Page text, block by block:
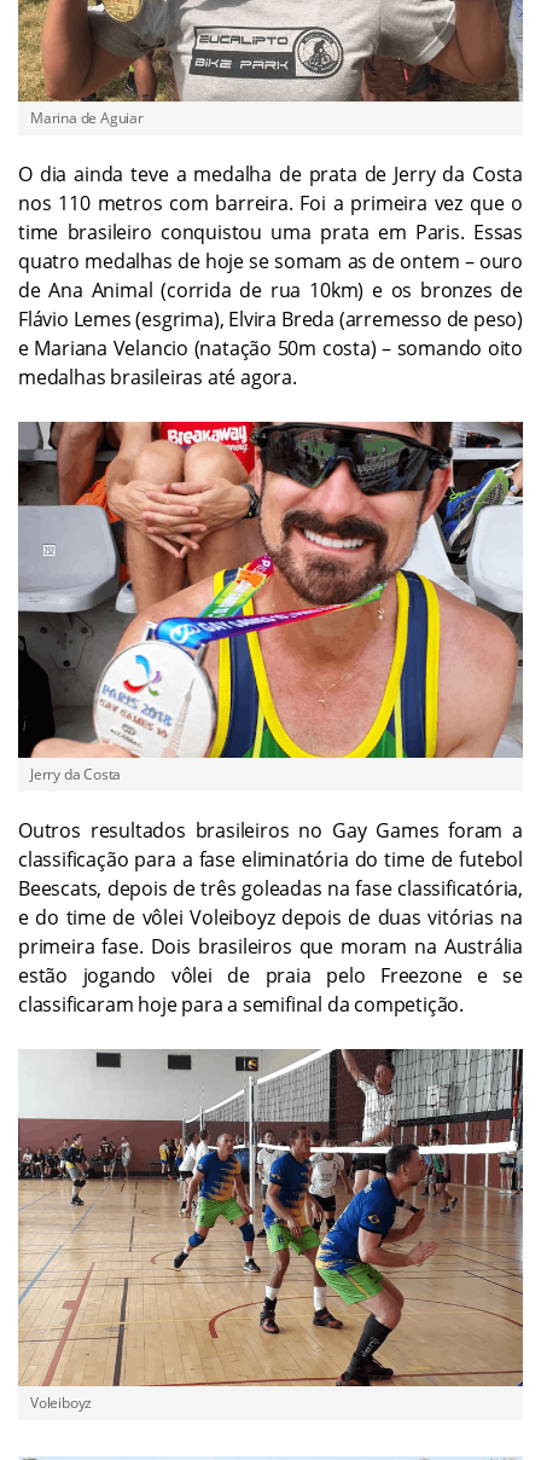
Marina de Aguiar
O dia ainda teve a medalha de prata de Jerry da Costa
nos 110 metros com barreira. Foi a primeira vez que o
time brasileiro conquistou uma prata em Paris. Essas
quatro medalhas de hoje se somam as de ontem – ouro
de Ana Animal (corrida de rua 10km) e os bronzes de
Flávio Lemes (esgrima), Elvira Breda (arremesso de peso)
e Mariana Velancio (natação 50m costa) – somando oito
medalhas brasileiras até agora.
Jerry da Costa
Outros resultados brasileiros no Gay Games foram a
classificação para a fase eliminatória do time de futebol
Beescats, depois de três goleadas na fase classificatória,
e do time de vôlei Voleiboyz depois de duas vitórias na
primeira fase. Dois brasileiros que moram na Austrália
estão jogando vôlei de praia pelo Freezone e se
classificaram hoje para a semifinal da competição.
Voleiboyz